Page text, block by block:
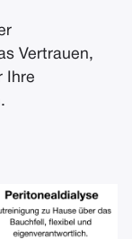
Vertrauen,
Ihre